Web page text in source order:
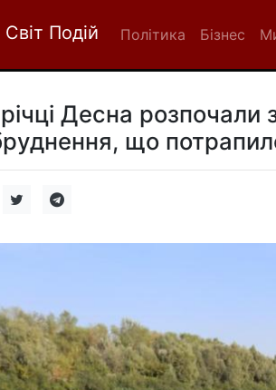
Світ Подій Політика Бізнес
Десна розпочали
що